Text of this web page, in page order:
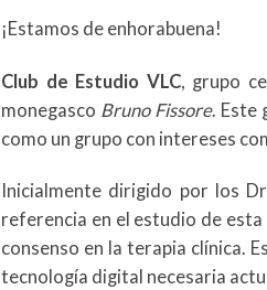
¡Estamos de enhorabuena!
Club de Estudio VLC, grupo
monegasco Bruno Fissore. Este
como un grupo con intereses
Inicialmente dirigido por los
referencia en el estudio de
consenso en la terapia clínica.
tecnología digital necesaria